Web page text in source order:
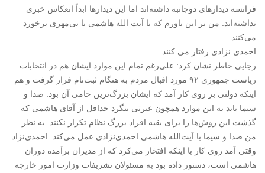
فرانسه دیدارهای دوجانبه داشته‌اند اما این دیدارها ابداً انعکاس خبری
نداشته‌اند. من بر این باورم که با آیت الله هاشمی با بی‌مهری برخورد
می‌کنند.
احمدی نژادی رفتار می کنند
رجایی خاطر نشان کرد: علی‌رغم تمام این موارد ایشان هم در انتخابات
ریاست جمهوری ۹۲ مورد اقبال مردم به هنگام ثبت‌نام قرار گرفت و هم
اینکه دولتی بر روی کار آمد که ایشان بزرگ‌ترین حامی آن بود. صدا و
سیما باید به این موارد همچون عبرتی بنگرد حداقل از آقای هاشمی که
گذشت این روش‌ها را برای بقیه افراد بزرگ نظام تکرار نکنند. به نظر
من صدا و سیما با آیت‌الله هاشمی احمدی‌نژادی عمل می‌کند. احمدی‌نژاد
وقتی آمد روی کار با اینکه افتخار می‌کرد که از مدیران برآمده دوران
هاشمی است، دستور داده بود به مسئولان تشریفات وزارت امور خارجه